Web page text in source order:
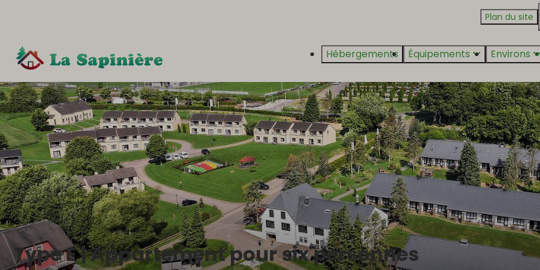
Plan du site
Hébergements Équipements Environs
Type E | Appartement pour six personnes